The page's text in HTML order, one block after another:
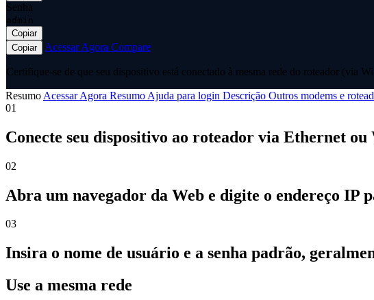
Senha
admin
Copiar
Copiar
Acessar Agora Compare
Certifique-se de que seu dispositivo está conectado à mesma rede do roteador (via
Resumo Acessar Agora Resumo Ajuda para login Descrição Outros modems e
01
Conecte seu dispositivo ao roteador via Ethernet
02
Abra um navegador da Web e digite o endereço IP
03
Insira o nome de usuário e a senha padrão,
Use a mesma rede